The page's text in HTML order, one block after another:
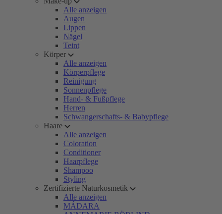
Alle anzeigen
Augen
Lippen
Nägel
Teint
Körper
Alle anzeigen
Körperpflege
Reinigung
Sonnenpflege
Hand- & Fußpflege
Herren
Schwangerschafts- & Babypflege
Haare
Alle anzeigen
Coloration
Conditioner
Haarpflege
Shampoo
Styling
Zertifizierte Naturkosmetik
Alle anzeigen
MÁDARA